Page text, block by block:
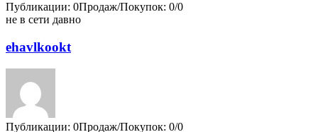
Публикации: 0Продаж/Покупок: 0/0
не в сети давно
ehavlkookt
Публикации: 0Продаж/Покупок: 0/0